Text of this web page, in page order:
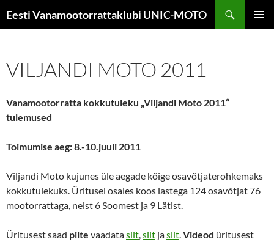
sisuEesti Vanamootorrattaklubi UNIC-MOTO
VILJANDI MOTO 2011
Vanamootorratta kokkutuleku „Viljandi Moto 2011“
tulemused
Toimumise aeg: 8.-10.juuli 2011
Viljandi Moto kujunes üle aegade kõige osavõtjaterohkemaks
kokkutulekuks. Üritusel osales koos lastega 124 osavõtjat 76
mootorrattaga, neist 6 Soomest ja 9 Lätist.
Üritusest saad pilte vaadatasiit,siit jasiit.Videod üritusest